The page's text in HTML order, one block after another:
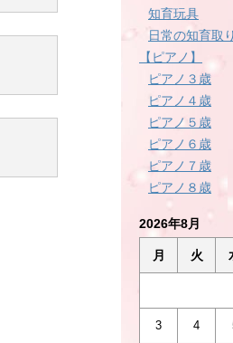
知育玩具
日常の知育取
【ピアノ】
ピアノ３歳
ピアノ４歳
ピアノ５歳
ピアノ６歳
ピアノ７歳
ピアノ８歳
2026年8月
月 火
3 4